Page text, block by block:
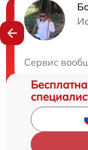
Сервис
Нужна